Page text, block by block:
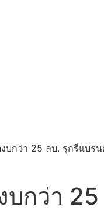
บกว่า 25 ลบ. รุกรีแบร
บกว่า